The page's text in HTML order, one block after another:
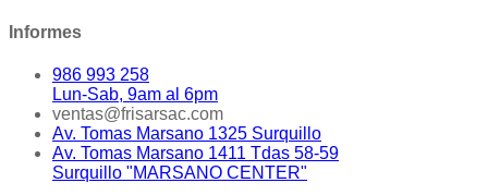
Informes
986 993 258
Lun-Sab, 9am al 6pm
ventas@frisarsac.com
Av. Tomas Marsano 1325 Surquillo
Av. Tomas Marsano 1411 Tdas 58-59
Surquillo "MARSANO CENTER"